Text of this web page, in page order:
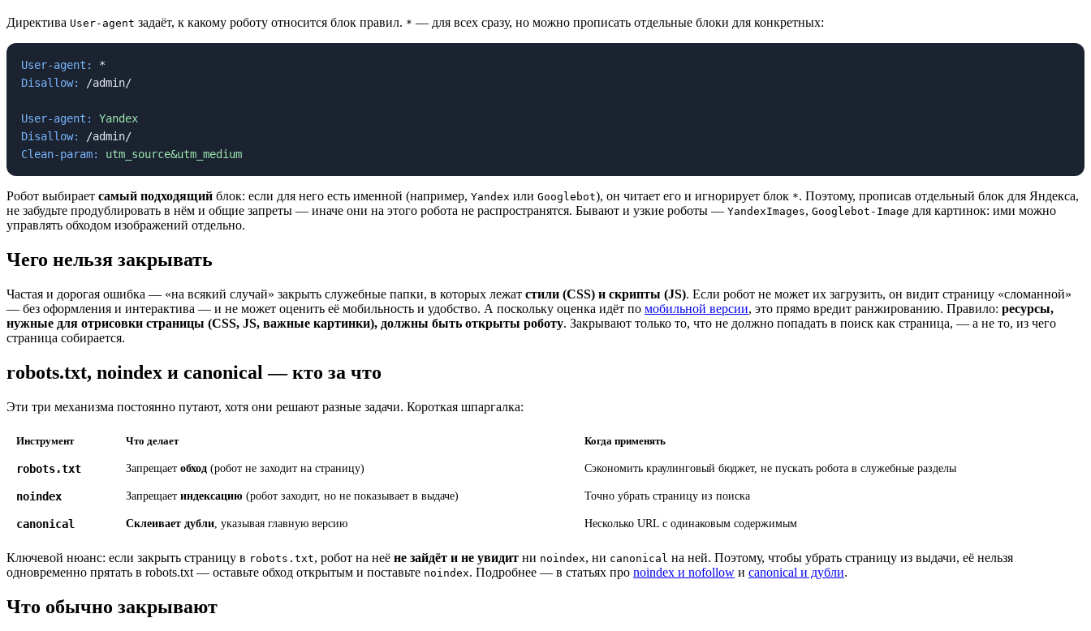
Директива User-agent задаёт, к какому роботу относится блок правил. * — для всех сразу, но можно прописать отдельные блоки для конкретных:
User-agent:
Disallow:
/admin/
User-agent:
Yandex
Disallow:
Clean-param:
utm_source&utm_medium
Робот выбирает самый подходящий блок: если для него есть именной (например, Yandex или Googlebot), он читает его и игнорирует блок *. Поэтому, прописав отдельный блок для Яндекса,
не забудьте продублировать в нём и общие запреты — иначе они на этого робота не распространятся. Бывают и узкие роботы — YandexImages, Googlebot-Image для картинок: ими можно
управлять обходом изображений отдельно.
Чего нельзя закрывать
Частая и дорогая ошибка — «на всякий случай» закрыть служебные папки, в которых лежат стили (CSS) и скрипты (JS). Если робот не может их загрузить, он видит страницу «сломанной»
— без оформления и интерактива — и не может оценить её мобильность и удобство. А поскольку оценка идёт по мобильной версии, это прямо вредит ранжированию. Правило: ресурсы,
нужные для отрисовки страницы (CSS, JS, важные картинки), должны быть открыты роботу. Закрывают только то, что не должно попадать в поиск как страница, — а не то, из чего
страница собирается.
robots.txt, noindex и canonical — кто за что
Эти три механизма постоянно путают, хотя они решают разные задачи. Короткая шпаргалка:
Инструмент Что делает Когда применять
robots.txt Запрещает обход (робот не заходит на страницу) Сэкономить краулинговый бюджет, не пускать робота в служебные разделы
noindex Запрещает индексацию (робот заходит, но не показывает в выдаче) Точно убрать страницу из поиска
canonical Склеивает дубли , указывая главную версию Несколько URL с одинаковым содержимым
Ключевой нюанс: если закрыть страницу в robots.txt, робот на неё не зайдёт и не увидит ни noindex, ни canonical на ней. Поэтому, чтобы убрать страницу из выдачи, её нельзя
одновременно прятать в robots.txt — оставьте обход открытым и поставьте noindex. Подробнее — в статьях про noindex и nofollow и canonical и дубли.
Что обычно закрывают